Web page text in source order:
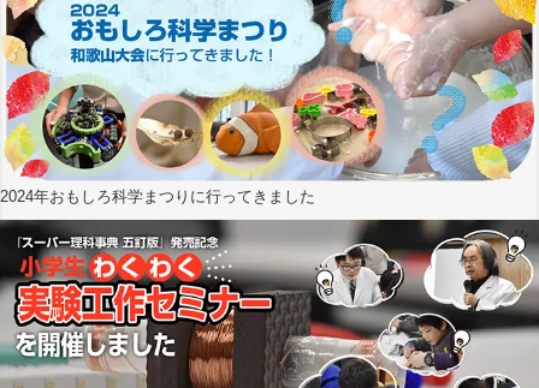
2024年おもしろ科学まつりに行ってきました